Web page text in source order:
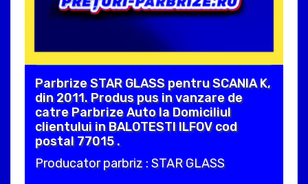
Parbrize STAR GLASS pentru SCANIA K,
din 2011. Produs pus in vanzare de
catre Parbrize Auto la Domiciliul
clientului in BALOTESTI ILFOV cod
postal 77015 .
Producator parbriz : STAR GLASS